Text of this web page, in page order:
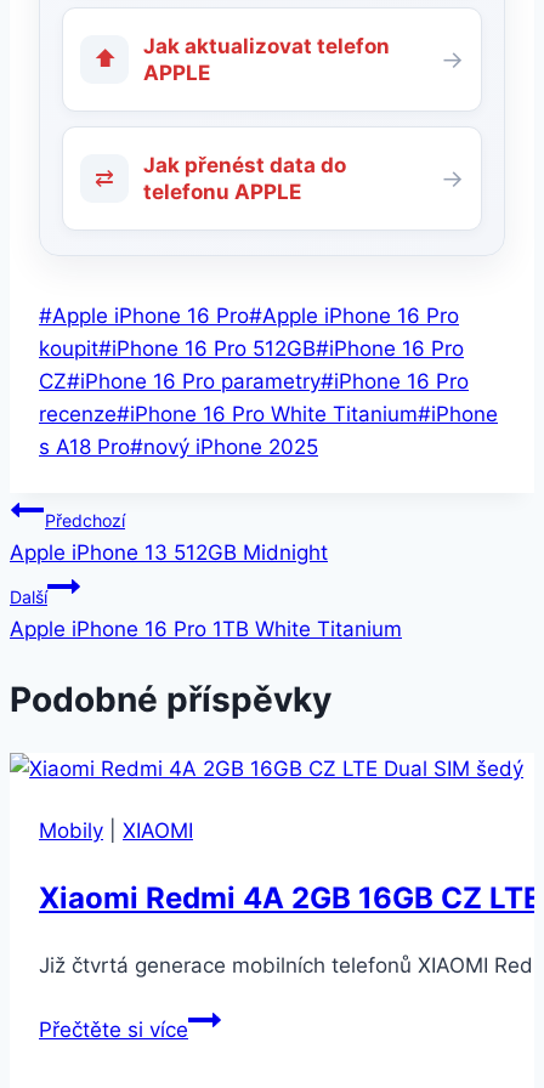
⬆
Jak aktualizovat telefon
APPLE
→
⇄
Jak přenést data do
telefonu APPLE
→
Štítky
příspěvků:
#Apple iPhone 16 Pro#Apple iPhone 16 Pro
koupit#iPhone 16 Pro 512GB#iPhone 16 Pro
CZ#iPhone 16 Pro parametry#iPhone 16 Pro
recenze#iPhone 16 Pro White Titanium#iPhone
s A18 Pro#nový iPhone 2025
Navigace
pro
příspěvek
Předchozí
Apple iPhone 13 512GB Midnight
Další
Apple iPhone 16 Pro 1TB White Titanium
Podobné příspěvky
Mobily XIAOMI
Xiaomi Redmi 4A 2GB 16GB CZ
Již čtvrtá generace mobilních telefonů XIAOMI
Přečtěte si víceXiaomi